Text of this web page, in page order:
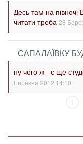
Десь там на
читати треба 28
САПАЛАЇВКУ
ну чого ж - є ще
Березня 2012 14:10